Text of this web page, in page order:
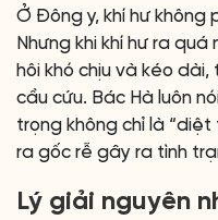
Ở Đông y, khí hư không
Nhưng khi khí hư ra quá
hôi khó chịu và kéo
cầu cứu. Bác Hà luôn
trọng không chỉ là “diệt
ra gốc rễ gây ra tình
Lý giải nguyên